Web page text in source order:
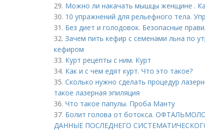
29. Можно ли накачать мышцы женщине .
30. 10 упражнений для рельефного тела.
31. Без диет и голодовок. Безопасные
32. Зачем пить кефир с семенами льна по
кефиром
33. Курт рецепты с ним. Курт
34. Как и с чем едят курт. Что это такое?
35. Сколько нужно сделать процедур
такое лазерная эпиляция
36. Что такое папулы. Проба Манту
37. Болит голова от ботокса.
ДАННЫЕ ПОСЛЕДНЕГО